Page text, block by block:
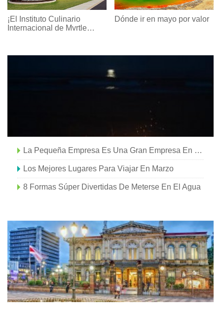
¡El Instituto Culinario
Internacional de Myrtle
Dónde ir en mayo por valor
La Pequeña Empresa Es Una Gran Empresa En Carolina Del Sur
Los Mejores Lugares Para Viajar En Marzo
8 Formas Súper Divertidas De Meterse En El Agua